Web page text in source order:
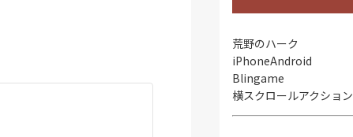
荒野のハーク
iPhoneAndroid
Blingame
横スクロールアクション